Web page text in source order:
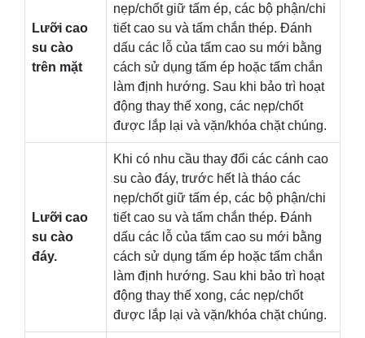
Lưỡi cao
su cào
trên mặt
nẹp/chốt giữ tấm ép, các bộ phận/chi
tiết cao su và tấm chắn thép. Đánh
dấu các lỗ của tấm cao su mới bằng
cách sử dụng tấm ép hoặc tấm chắn
làm định hướng. Sau khi bảo trì hoạt
động thay thế xong, các nẹp/chốt
được lắp lại và vặn/khóa chặt chúng.
Lưỡi cao
su cào
đáy.
Khi có nhu cầu thay đổi các cánh cao
su cào đáy, trước hết là tháo các
nẹp/chốt giữ tấm ép, các bộ phận/chi
tiết cao su và tấm chắn thép. Đánh
dấu các lỗ của tấm cao su mới bằng
cách sử dụng tấm ép hoặc tấm chắn
làm định hướng. Sau khi bảo trì hoạt
động thay thế xong, các nẹp/chốt
được lắp lại và vặn/khóa chặt chúng.